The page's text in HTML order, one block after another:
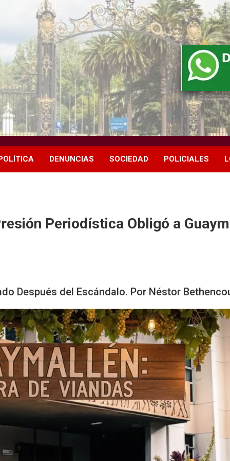
DENUNCIAS SOCIEDAD POLICIALES
Periodística Obligó a
Después del Escándalo. Por Néstor